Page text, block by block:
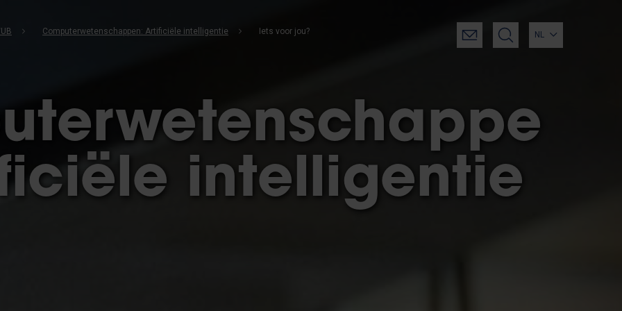
Computerwetenschappen: Artificiële intelligentie Iets voor jou? NL
intelligentie